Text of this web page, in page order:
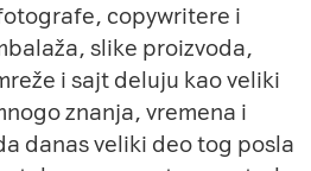
copywritere i
slike proizvoda,
i sajt deluju kao veliki
znanja, vremena i
danas veliki deo tog posla